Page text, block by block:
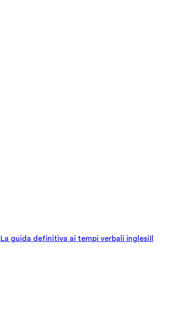
La guida definitiva ai tempi verbali inglesiIl